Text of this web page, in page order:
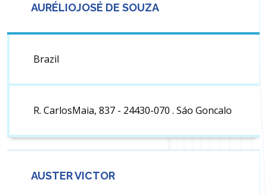
AURÉLIOJOSÉ DE SOUZA
Brazil
R. CarlosMaia, 837 - 24430-070 . Sáo Goncalo
AUSTER VICTOR